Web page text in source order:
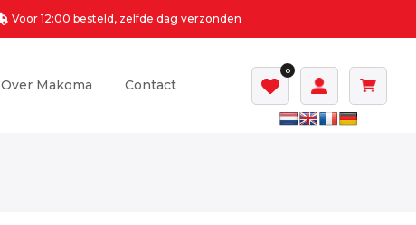
Voor 12:00 besteld, zelfde dag verzonden
Over Makoma Contact
0